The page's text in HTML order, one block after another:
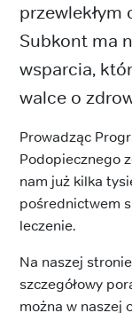
przewlekłym
Subkont ma
wsparcia,
walce o
Prowadząc
Podopiecznego
nam już kilka
pośrednictwem
leczenie.
Na naszej
szczegółowy
można w naszej